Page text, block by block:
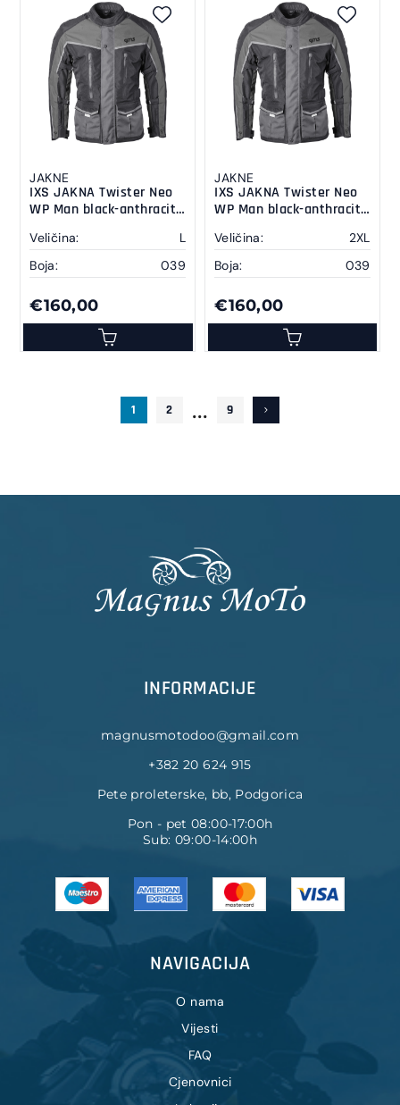
JAKNE
IXS JAKNA Twister Neo
WP Man black-anthracite
Veličina:
L
Boja:
039
€160,00
JAKNE
IXS JAKNA Twister Neo
WP Man black-anthracite
Veličina:
2XL
Boja:
039
€160,00
1 2 ... 9
NAVIGACIJA
O nama
Vijesti
FAQ
Cjenovnici
INFORMACIJE
magnusmotodoo@gmail.com
+382 20 624 915
Pete proleterske, bb, Podgorica
Pon - pet 08:00-17:00h
Sub: 09:00-14:00h